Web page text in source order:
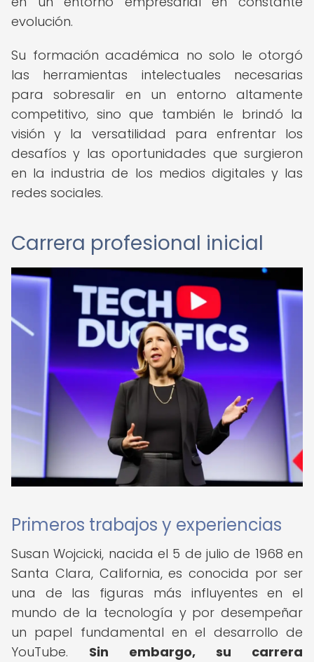
evolución.
Su formación académica no solo le otorgó
las herramientas intelectuales necesarias
para sobresalir en un entorno altamente
competitivo, sino que también le brindó la
visión y la versatilidad para enfrentar los
desafíos y las oportunidades que surgieron
en la industria de los medios digitales y las
redes sociales.
Carrera profesional inicial
Primeros trabajos y experiencias
Susan Wojcicki, nacida el 5 de julio de 1968 en
Santa Clara, California, es conocida por ser
una de las figuras más influyentes en el
mundo de la tecnología y por desempeñar
un papel fundamental en el desarrollo de
YouTube. Sin embargo, su carrera